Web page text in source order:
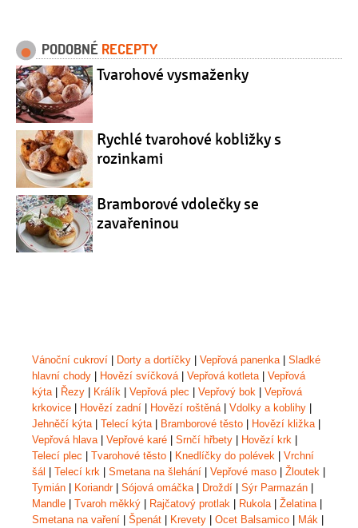
PODOBNÉ RECEPTY
Tvarohové vysmaženky
Rychlé tvarohové kobližky s
rozinkami
Bramborové vdolečky se
zavařeninou
Vánoční cukroví Dorty a dortíčky Vepřová panenka| Sladké
hlavní chody
Hovězí svíčková| Vepřová kotleta| Vepřová
kýta| Řezy Králík Vepřová plec Vepřový bok
Vepřová
krkovice
Hovězí zadní Hovězí roštěná| Vdolky a koblihy
Jehněčí kýta| Telecí kýta| Bramborové těsto Hovězí kližka|
Vepřová hlava| Vepřové karé Srnčí hřbety Hovězí krk
Telecí plec
Tvarohové těsto Knedlíčky do polévek
Vrchní
šál
Telecí krk Smetana na šlehání Vepřové maso Žloutek
Tymián
Koriandr| Sójová omáčka| Droždí Sýr Parmazán
Mandle
Tvaroh měkký Rajčatový protlak Rukola| Želatina|
Smetana na vaření
Špenát Krevety Ocet Balsamico Mák